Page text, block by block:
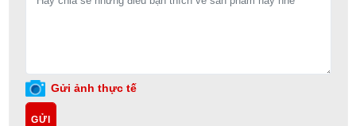
Gửi ảnh thực tế
GỬI